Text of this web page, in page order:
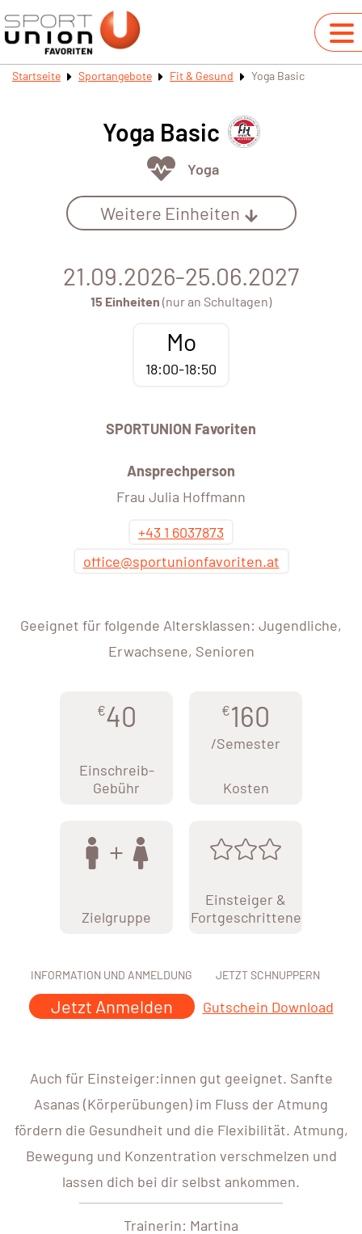
Startseite Sportangebote Fit & Gesund Yoga Basic
Yoga Basic
Yoga
Weitere Einheiten
21.09.2026-25.06.2027
15 Einheiten (nur an Schultagen)
Mo
18:00-18:50
SPORTUNION Favoriten
Ansprechperson
Frau Julia Hoffmann
+43 1 6037873
office@sportunionfavoriten.at
Geeignet für folgende Altersklassen: Jugendliche,
Erwachsene, Senioren
€40
Einschreib-
Gebühr
€160
/Semester
Kosten
Zielgruppe
Einsteiger &
Fortgeschrittene
INFORMATION UND ANMELDUNG
Jetzt Anmelden
JETZT SCHNUPPERN
Gutschein Download
Auch für Einsteiger:innen gut geeignet. Sanfte
Asanas (Körperübungen) im Fluss der Atmung
fördern die Gesundheit und die Flexibilität. Atmung,
Bewegung und Konzentration verschmelzen und
lassen dich bei dir selbst ankommen.
Trainerin: Martina